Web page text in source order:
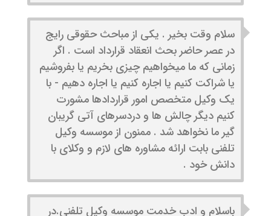
سلام وقت بخیر . یکی از مباحث حقوقی رایج
در عصر حاضر بحث انعقاد قرارداد است . اگر
زمانی که ما میخواهیم چیزی بخریم یا بفروشیم
یا شراکت کنیم یا اجاره کنیم یا اجاره دهیم - با
یک وکیل متخصص امور قراردادها مشورت
کنیم دیگر چالش ها و دردسرهای آتی گریبان
گیر ما نخواهد شد . ممنون از موسسه وکیل
تلفنی بابت ارائه مشاوره های لازم و وکلای با
دانش خود .
باسلام و ادب خدمت موسسه وکیل تلفنی.در